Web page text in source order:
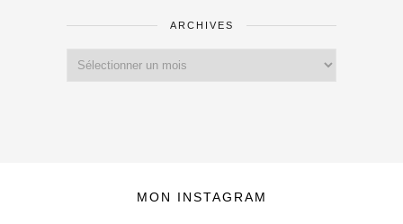
ARCHIVES
MON INSTAGRAM